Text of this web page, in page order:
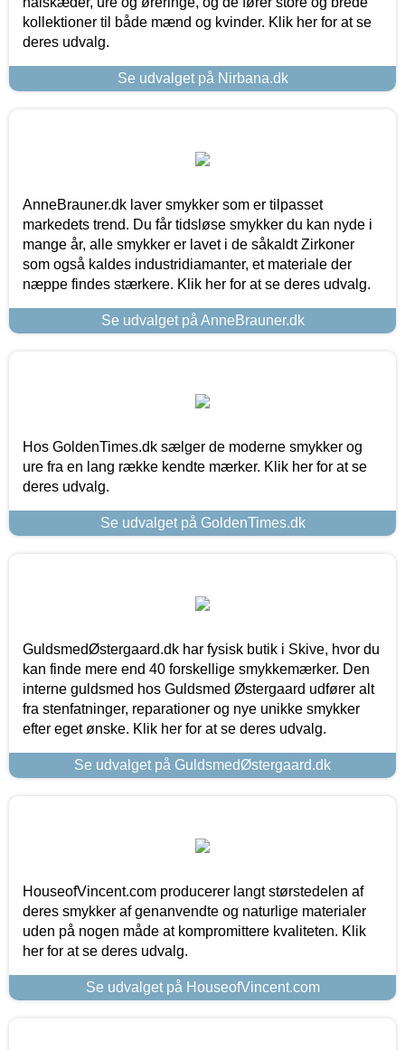
kollektioner til både mænd og kvinder. Klik her for at se
deres udvalg.
Se udvalget på Nirbana.dk
AnneBrauner.dk laver smykker som er tilpasset
markedets trend. Du får tidsløse smykker du kan nyde i
mange år, alle smykker er lavet i de såkaldt Zirkoner
som også kaldes industridiamanter, et materiale der
næppe findes stærkere. Klik her for at se deres udvalg.
Se udvalget på AnneBrauner.dk
Hos GoldenTimes.dk sælger de moderne smykker og
ure fra en lang række kendte mærker. Klik her for at se
deres udvalg.
Se udvalget på GoldenTimes.dk
GuldsmedØstergaard.dk har fysisk butik i Skive, hvor du
kan finde mere end 40 forskellige smykkemærker. Den
interne guldsmed hos Guldsmed Østergaard udfører alt
fra stenfatninger, reparationer og nye unikke smykker
efter eget ønske. Klik her for at se deres udvalg.
Se udvalget på GuldsmedØstergaard.dk
HouseofVincent.com producerer langt størstedelen af
deres smykker af genanvendte og naturlige materialer
uden på nogen måde at kompromittere kvaliteten. Klik
her for at se deres udvalg.
Se udvalget på HouseofVincent.com